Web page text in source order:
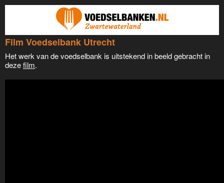
Film Voedselbank Utrecht
Het werk van de voedselbank is uitstekend in beeld gebracht in
dezefilm.